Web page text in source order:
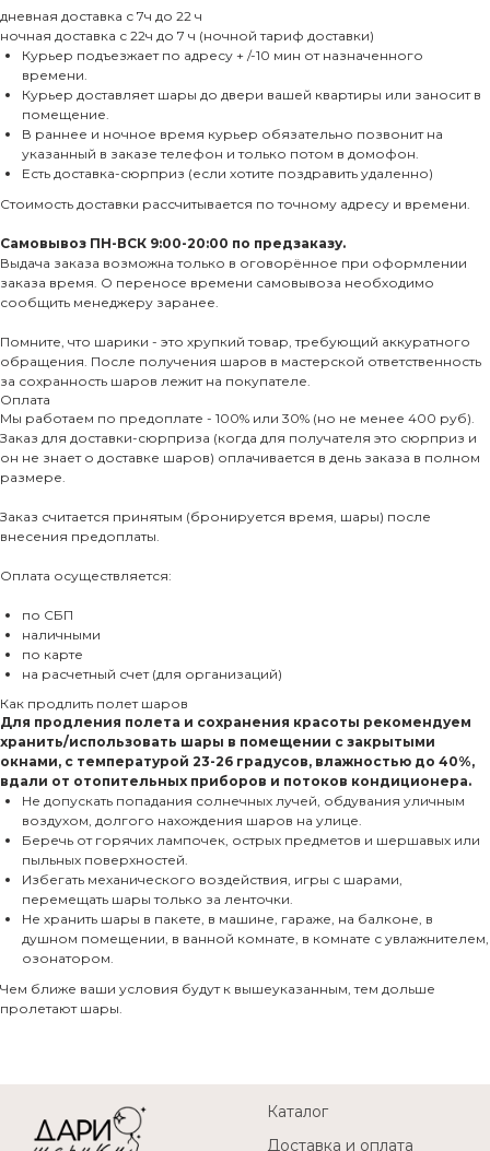
дневная доставка с 7ч до 22 ч
ночная доставка с 22ч до 7 ч (ночной тариф доставки)
Курьер подъезжает по адресу + /-10 мин от назначенного
времени.
Курьер доставляет шары до двери вашей квартиры или заносит в
помещение.
В раннее и ночное время курьер обязательно позвонит на
указанный в заказе телефон и только потом в домофон.
Есть доставка-сюрприз (если хотите поздравить удаленно)
Стоимость доставки рассчитывается по точному адресу и времени.
Самовывоз ПН-ВСК 9:00-20:00 по предзаказу.
Выдача заказа возможна только в оговорённое при оформлении
заказа время. О переносе времени самовывоза необходимо
сообщить менеджеру заранее.
Помните, что шарики - это хрупкий товар, требующий аккуратного
обращения. После получения шаров в мастерской ответственность
за сохранность шаров лежит на покупателе.
Оплата
Мы работаем по предоплате - 100% или 30% (но не менее 400 руб).
Заказ для доставки-сюрприза (когда для получателя это сюрприз и
он не знает о доставке шаров) оплачивается в день заказа в полном
размере.
Заказ считается принятым (бронируется время, шары) после
внесения предоплаты.
Оплата осуществляется:
по СБП
наличными
по карте
на расчетный счет (для организаций)
Как продлить полет шаров
Для продления полета и сохранения красоты рекомендуем
хранить/использовать шары в помещении с закрытыми
окнами, с температурой 23-26 градусов, влажностью до 40%,
вдали от отопительных приборов и потоков кондиционера.
Не допускать попадания солнечных лучей, обдувания уличным
воздухом, долгого нахождения шаров на улице.
Беречь от горячих лампочек, острых предметов и шершавых или
пыльных поверхностей.
Избегать механического воздействия, игры с шарами,
перемещать шары только за ленточки.
Не хранить шары в пакете, в машине, гараже, на балконе, в
душном помещении, в ванной комнате, в комнате с увлажнителем,
озонатором.
Чем ближе ваши условия будут к вышеуказанным, тем дольше
пролетают шары.
Каталог
Доставка и оплата